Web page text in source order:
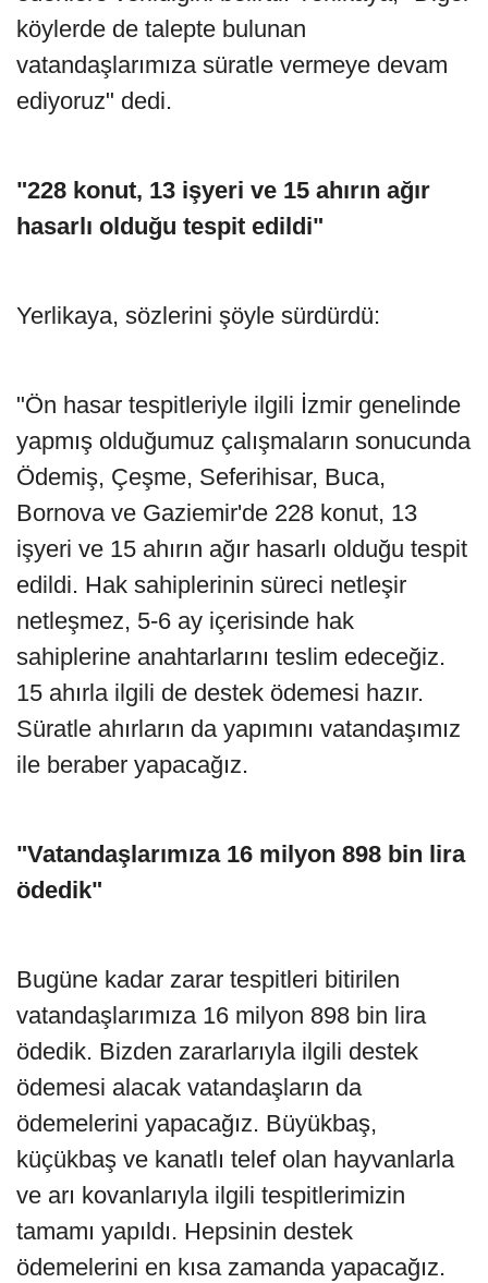
köylerde de talepte bulunan
vatandaşlarımıza süratle vermeye devam
ediyoruz" dedi.
"228 konut, 13 işyeri ve 15 ahırın ağır
hasarlı olduğu tespit edildi"
Yerlikaya, sözlerini şöyle sürdürdü:
"Ön hasar tespitleriyle ilgili İzmir genelinde
yapmış olduğumuz çalışmaların sonucunda
Ödemiş, Çeşme, Seferihisar, Buca,
Bornova ve Gaziemir'de 228 konut, 13
işyeri ve 15 ahırın ağır hasarlı olduğu tespit
edildi. Hak sahiplerinin süreci netleşir
netleşmez, 5-6 ay içerisinde hak
sahiplerine anahtarlarını teslim edeceğiz.
15 ahırla ilgili de destek ödemesi hazır.
Süratle ahırların da yapımını vatandaşımız
ile beraber yapacağız.
"Vatandaşlarımıza 16 milyon 898 bin lira
ödedik"
Bugüne kadar zarar tespitleri bitirilen
vatandaşlarımıza 16 milyon 898 bin lira
ödedik. Bizden zararlarıyla ilgili destek
ödemesi alacak vatandaşların da
ödemelerini yapacağız. Büyükbaş,
küçükbaş ve kanatlı telef olan hayvanlarla
ve arı kovanlarıyla ilgili tespitlerimizin
tamamı yapıldı. Hepsinin destek
ödemelerini en kısa zamanda yapacağız.